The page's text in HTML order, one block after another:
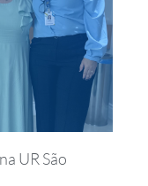
UR São